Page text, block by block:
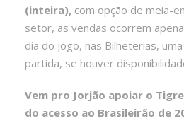
(inteira), com opção de meia-
setor, as vendas ocorrem
dia do jogo, nas Bilheterias,
partida, se houver
Vem pro Jorjão apoiar o
do acesso ao Brasileirão de